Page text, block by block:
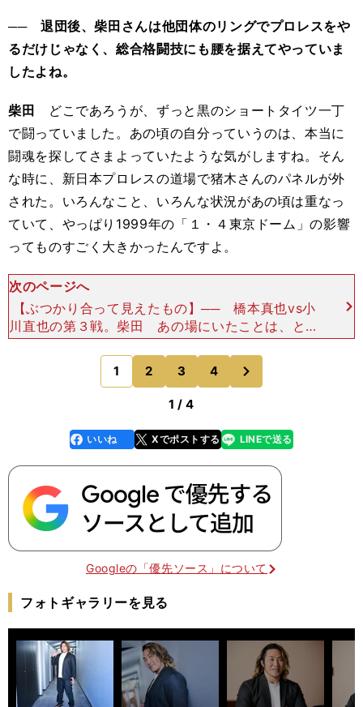
── 退団後、柴田さんは他団体のリングでプロレスをや
るだけじゃなく、総合格闘技にも腰を据えてやっていま
したよね。
柴田
どこであろうが、ずっと黒のショートタイツ一丁
で闘っていました。あの頃の自分っていうのは、本当に
闘魂を探してさまよっていたような気がしますね。そん
な時に、新日本プロレスの道場で猪木さんのパネルが外
された。いろんなこと、いろんな状況があの頃は重なっ
ていて、やっぱり1999年の「１・４東京ドーム」の影響
ってものすごく大きかったんですよ。
次のページへ
【ぶつかり合って見えたもの】── 橋本真也vs小
川直也の第３戦。柴田 あの場にいたことは、とて
も大きかった。橋本vs小川戦と、西武ドームでのP
RIDEの石澤（常光）vsハイアン（・グレイシー）
戦は
1 2 3 4
のページへ
1 / 4
faceboo
k
いいね Xでポストする
line LINEで送る
Googleの「優先ソース」について
フォトギャラリーを見る